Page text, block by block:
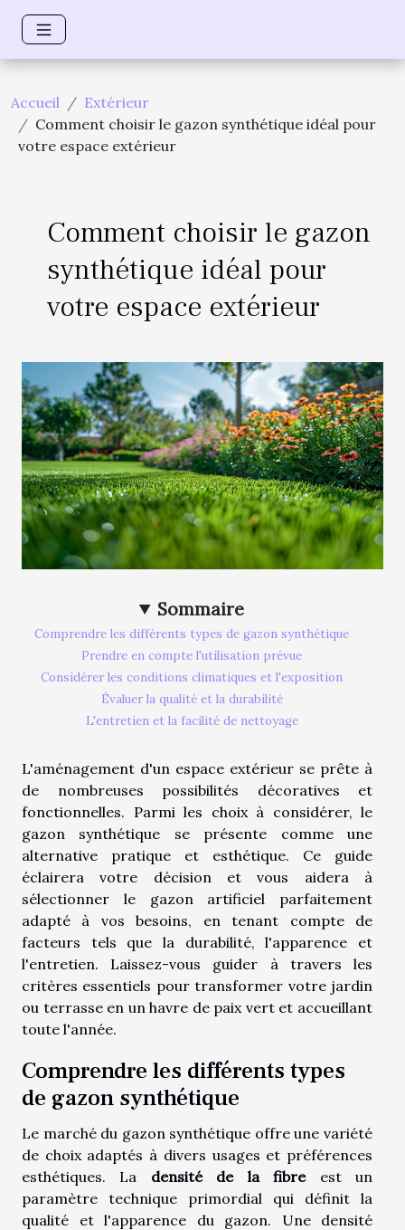
Accueil
Extérieur
Comment choisir le gazon synthétique idéal pour
votre espace extérieur
Comment choisir le gazon
synthétique idéal pour
votre espace extérieur
Sommaire
Comprendre les différents types de gazon synthétique
Prendre en compte l'utilisation prévue
Considérer les conditions climatiques et l'exposition
Évaluer la qualité et la durabilité
L'entretien et la facilité de nettoyage
L'aménagement d'un espace extérieur se prête à
de nombreuses possibilités décoratives et
fonctionnelles. Parmi les choix à considérer, le
gazon synthétique se présente comme une
alternative pratique et esthétique. Ce guide
éclairera votre décision et vous aidera à
sélectionner le gazon artificiel parfaitement
adapté à vos besoins, en tenant compte de
facteurs tels que la durabilité, l'apparence et
l'entretien. Laissez-vous guider à travers les
critères essentiels pour transformer votre jardin
ou terrasse en un havre de paix vert et accueillant
toute l'année.
Comprendre les différents types
de gazon synthétique
Le marché du gazon synthétique offre une variété
de choix adaptés à divers usages et préférences
esthétiques. La densité de la fibreest un
paramètre technique primordial qui définit la
qualité et l'apparence du gazon. Une densité